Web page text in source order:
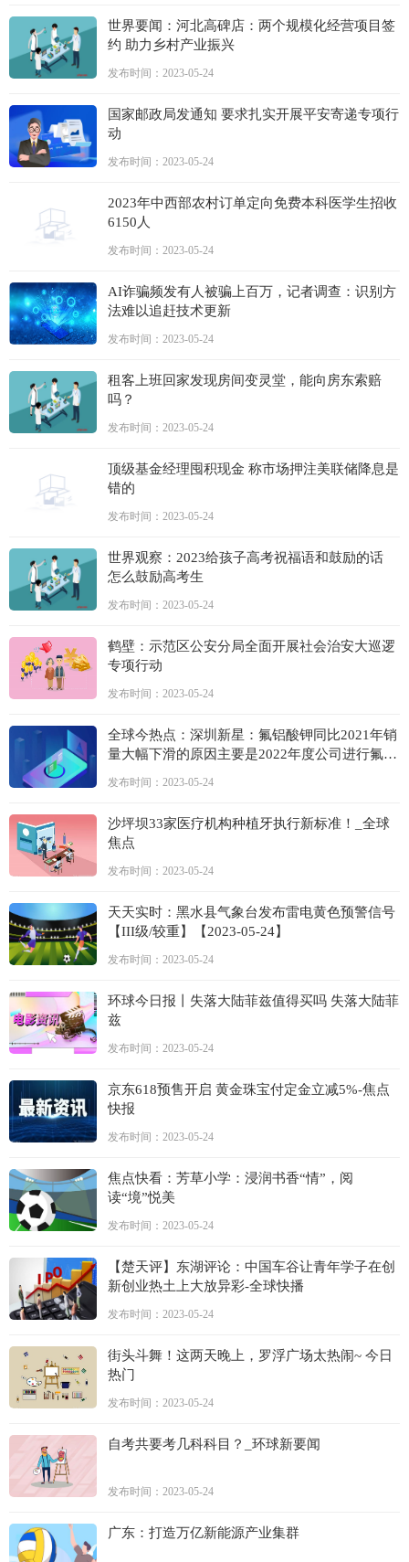
世界要闻：河北高碑店：两个规模化经营项目签
约 助力乡村产业振兴
发布时间：2023-05-24
国家邮政局发通知 要求扎实开展平安寄递专项行
动
发布时间：2023-05-24
2023年中西部农村订单定向免费本科医学生招收
6150人
发布时间：2023-05-24
AI诈骗频发有人被骗上百万，记者调查：识别方
法难以追赶技术更新
发布时间：2023-05-24
租客上班回家发现房间变灵堂，能向房东索赔
吗？
发布时间：2023-05-24
顶级基金经理囤积现金 称市场押注美联储降息是
错的
发布时间：2023-05-24
世界观察：2023给孩子高考祝福语和鼓励的话
怎么鼓励高考生
发布时间：2023-05-24
鹤壁：示范区公安分局全面开展社会治安大巡逻
专项行动
发布时间：2023-05-24
全球今热点：深圳新星：氟铝酸钾同比2021年销
量大幅下滑的原因主要是2022年度公司进行氟铝
酸钾和钎焊剂，提高副产品的附加值
发布时间：2023-05-24
沙坪坝33家医疗机构种植牙执行新标准！_全球
焦点
发布时间：2023-05-24
天天实时：黑水县气象台发布雷电黄色预警信号
【III级/较重】【2023-05-24】
发布时间：2023-05-24
环球今日报丨失落大陆菲兹值得买吗 失落大陆菲
兹
发布时间：2023-05-24
京东618预售开启 黄金珠宝付定金立减5%-焦点
快报
发布时间：2023-05-24
焦点快看：芳草小学：浸润书香“情”，阅
读“境”悦美
发布时间：2023-05-24
【楚天评】东湖评论：中国车谷让青年学子在创
新创业热土上大放异彩-全球快播
发布时间：2023-05-24
街头斗舞！这两天晚上，罗浮广场太热闹~ 今日
热门
发布时间：2023-05-24
自考共要考几科科目？_环球新要闻
发布时间：2023-05-24
广东：打造万亿新能源产业集群